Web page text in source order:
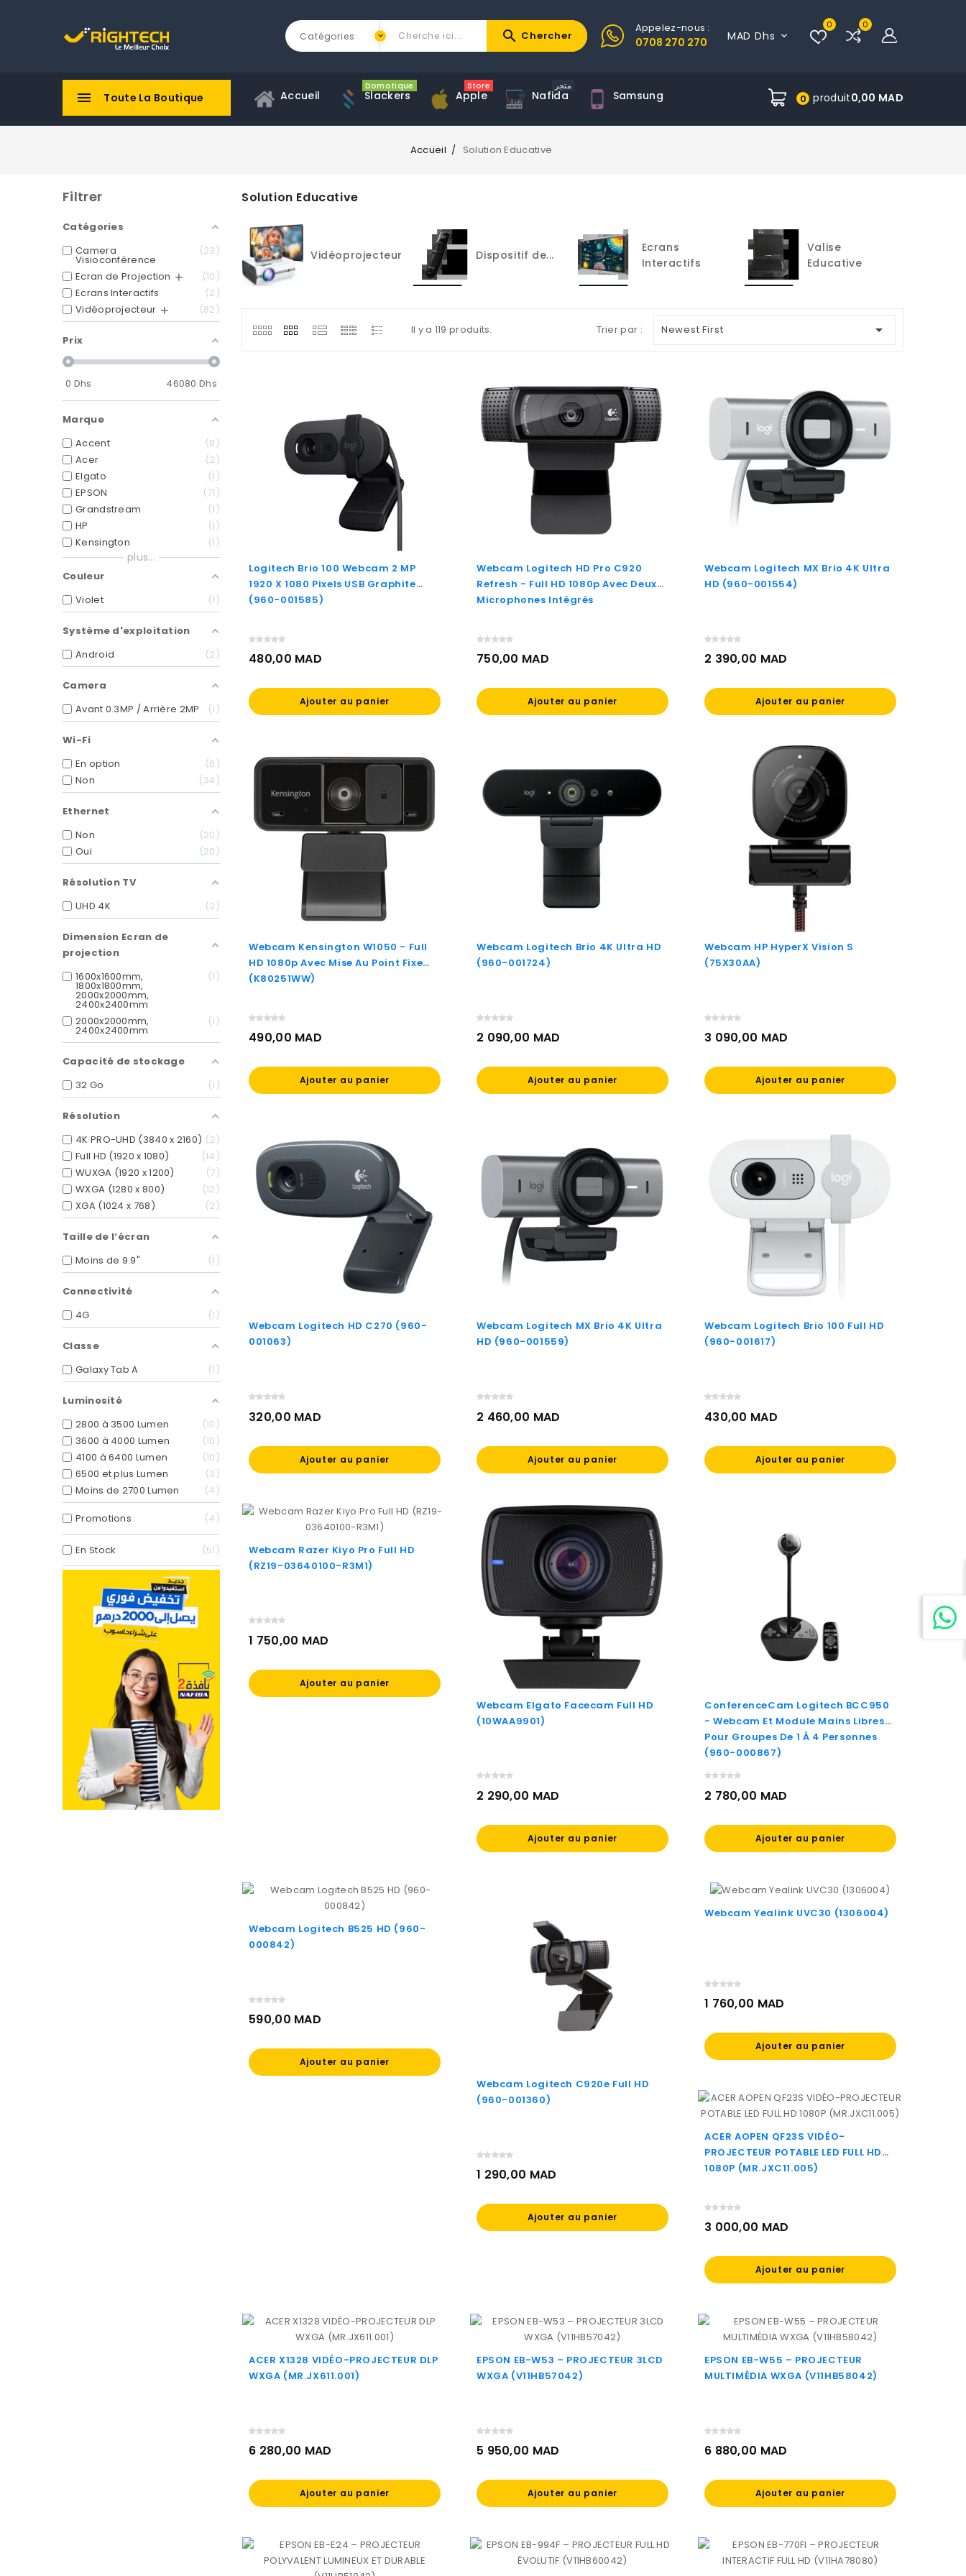
0
0
MAD Dhs 
Appelez-nous :
0708 270 270
search Chercher
 Toute La Boutique Accueil Slackers
Domotique
Apple
Store
Nafida
متجر
Samsung 0 produit0,00 MAD
Accueil Solution Educative
Filtrer
Catégories
Camera
Visioconférence
23
Ecran de Projection
10
Ecrans Interactifs
2
Vidéoprojecteur
82
Prix
0 Dhs 46080 Dhs
Marque
Accent
8
Acer
2
Elgato
1
EPSON
71
Grandstream
1
HP
1
Kensington
1
plus...
Couleur
Violet
1
Système d'exploitation
Android
2
Camera
Avant 0.3MP / Arrière 2MP
1
Wi-Fi
En option
6
Non
34
Ethernet
Non
20
Oui
20
Résolution TV
UHD 4K
2
Dimension Ecran de
projection
1600x1600mm,
1800x1800mm,
2000x2000mm,
2400x2400mm
1
2000x2000mm,
2400x2400mm
1
Capacité de stockage
32 Go
1
Résolution
4K PRO-UHD (3840 x 2160)
2
Full HD (1920 x 1080)
14
WUXGA (1920 x 1200)
7
WXGA (1280 x 800)
12
XGA (1024 x 768)
2
Taille de l‘écran
Moins de 9.9"
1
Connectivité
4G
1
Classe
Galaxy Tab A
1
Luminosité
2800 à 3500 Lumen
10
3600 à 4000 Lumen
10
4100 à 6400 Lumen
10
6500 et plus Lumen
3
Moins de 2700 Lumen
4
Promotions 4
En Stock 51
Solution Educative
Vidéoprojecteur Dispositif de...
Ecrans
Interactifs
Valise
Educative
Tablette
Graphique
Il y a 119 produits. Trier par : Newest First 
Logitech Brio 100 Webcam 2 MP
1920 X 1080 Pixels USB Graphite
(960-001585)
480,00 MAD
Ajouter au panier
Webcam Logitech HD Pro C920
Refresh - Full HD 1080p Avec Deux
Microphones Intégrés
750,00 MAD
Ajouter au panier
Webcam Logitech MX Brio 4K Ultra
HD (960-001554)
2 390,00 MAD
Ajouter au panier
Webcam Kensington W1050 - Full
HD 1080p Avec Mise Au Point Fixe
(K80251WW)
490,00 MAD
Ajouter au panier
Webcam Logitech Brio 4K Ultra HD
(960-001724)
2 090,00 MAD
Ajouter au panier
Webcam HP HyperX Vision S
(75X30AA)
3 090,00 MAD
Ajouter au panier
Webcam Logitech HD C270 (960-
001063)
320,00 MAD
Ajouter au panier
Webcam Logitech MX Brio 4K Ultra
HD (960-001559)
2 460,00 MAD
Ajouter au panier
Webcam Logitech Brio 100 Full HD
(960-001617)
430,00 MAD
Ajouter au panier
Webcam Razer Kiyo Pro Full HD
(RZ19-03640100-R3M1)
1 750,00 MAD
Ajouter au panier
Webcam Elgato Facecam Full HD
(10WAA9901)
2 290,00 MAD
Ajouter au panier
ConferenceCam Logitech BCC950
- Webcam Et Module Mains Libres
Pour Groupes De 1 À 4 Personnes
(960-000867)
2 780,00 MAD
Ajouter au panier
Webcam Logitech B525 HD (960-
000842)
590,00 MAD
Ajouter au panier
Webcam Logitech C920e Full HD
(960-001360)
1 290,00 MAD
Ajouter au panier
Webcam Yealink UVC30 (1306004)
1 760,00 MAD
Ajouter au panier
ACER AOPEN QF23S VIDÉO-
PROJECTEUR POTABLE LED FULL HD
1080P (MR.JXC11.005)
3 000,00 MAD
Ajouter au panier
ACER X1328 VIDÉO-PROJECTEUR DLP
WXGA (MR.JX611.001)
6 280,00 MAD
Ajouter au panier
EPSON EB-W53 – PROJECTEUR 3LCD
WXGA (V11HB57042)
5 950,00 MAD
Ajouter au panier
EPSON EB-W55 – PROJECTEUR
MULTIMÉDIA WXGA (V11HB58042)
6 880,00 MAD
Ajouter au panier